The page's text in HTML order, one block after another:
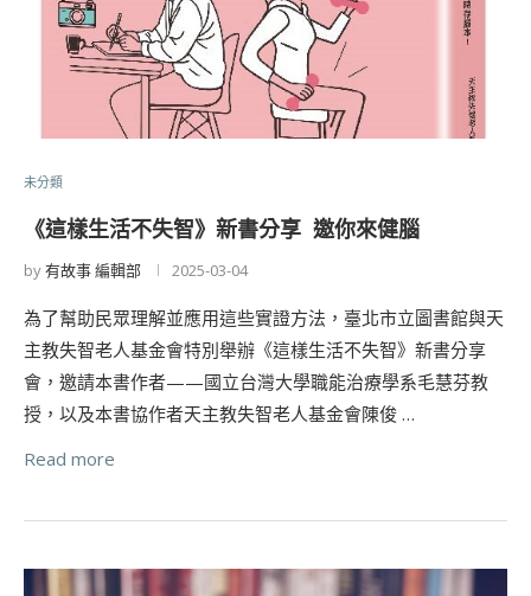
未分類
《這樣生活不失智》新書分享 邀你來健腦
by有故事 編輯部 2025-03-04
為了幫助民眾理解並應用這些實證方法，臺北市立圖書館與天
主教失智老人基金會特別舉辦《這樣生活不失智》新書分享
會，邀請本書作者——國立台灣大學職能治療學系毛慧芬教
授，以及本書協作者天主教失智老人基金會陳俊 …
Read more